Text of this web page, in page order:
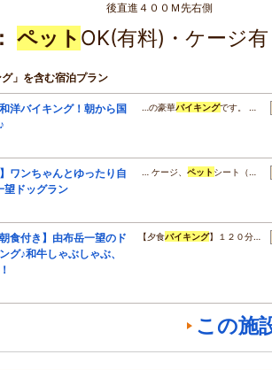
後直進４００Ｍ先右側
ペット OK(有料)・ケージ
グ」を含む宿泊プラン
洋バイキング！朝から国
…の豪華バイキングです。 …
ワンちゃんとゆったり自
望ドッグラン
… ケージ、ペット シート（…
食付き】由布岳一望のド
グ♪和牛しゃぶしゃぶ、
【夕食バイキング】１２０分…
この施